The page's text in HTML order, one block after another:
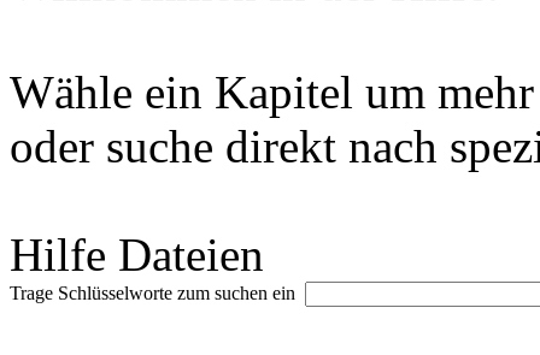
Wähle ein Kapitel um
oder suche direkt nach
Hilfe Dateien
Trage Schlüsselworte zum suchen ein